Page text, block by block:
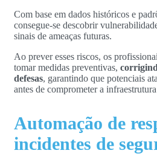
Com base em dados históricos e
consegue-se descobrir
sinais de ameaças futuras.
Ao prever esses riscos, os
tomar medidas preventivas,
defesas, garantindo que potenciais
antes de comprometer a
Automação de
incidentes de